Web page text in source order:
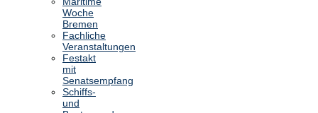
Woche
Bremen
Fachliche
Veranstaltungen
Festakt
mit
Senatsempfang
Schiffs-
und